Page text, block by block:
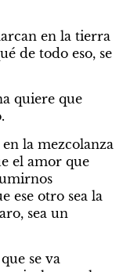
en la tierra
de todo eso, se
quiere que
la mezcolanza
el amor que
ese otro sea la
sea un
se va